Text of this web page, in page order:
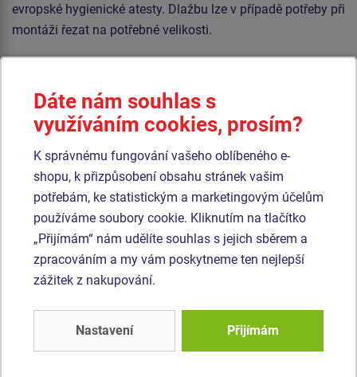
evropské hygienické atesty. Dlažbu lze v případě potřeby při
montáži řezat na potřebné velikosti.
Produkt - DP-PR-5505R-28
500x500x55 mm (rastr
28 mm, červená, 1,5m)
Cena na dotaz
Produkt - DP-PR-5005G-15
500x500x50 mm (rastr
15 mm, zelená, 1,0m)
Cena na dotaz
Dáte nám souhlas s
využíváním cookies, prosím?
K správnému fungování vašeho oblíbeného e-
shopu, k přizpůsobení obsahu stránek vašim
potřebám, ke statistickým a marketingovým účelům
používáme soubory cookie. Kliknutím na tlačítko
„Přijímám“ nám udělíte souhlas s jejich sběrem a
zpracováním a my vám poskytneme ten nejlepší
zážitek z nakupování.
Nastavení Přijímám